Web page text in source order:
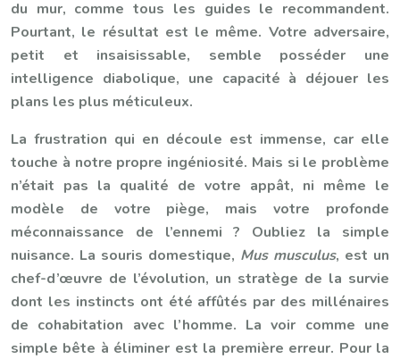
du mur, comme tous les guides le recommandent.
Pourtant, le résultat est le même. Votre adversaire,
petit et insaisissable, semble posséder une
intelligence diabolique, une capacité à déjouer les
plans les plus méticuleux.
La frustration qui en découle est immense, car elle
touche à notre propre ingéniosité. Mais si le problème
n’était pas la qualité de votre appât, ni même le
modèle de votre piège, mais votre profonde
méconnaissance de l’ennemi ? Oubliez la simple
nuisance. La souris domestique, Mus musculus, est un
chef-d’œuvre de l’évolution, un stratège de la survie
dont les instincts ont été affûtés par des millénaires
de cohabitation avec l’homme. La voir comme une
simple bête à éliminer est la première erreur. Pour la